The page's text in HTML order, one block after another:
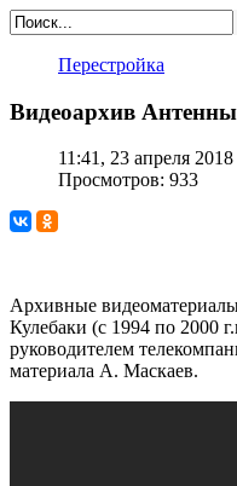
Перестройка
Видеоархив
11:41, 23 апреля 2018
Просмотров: 933
Архивные
Кулебаки (с 1994 по 2000
руководителем
материала А. Маскаев.